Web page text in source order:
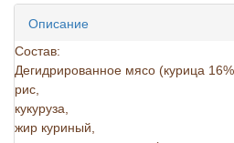
Описание
Состав:
Дегидрированное мясо (курица
рис,
кукуруза,
жир куриный,